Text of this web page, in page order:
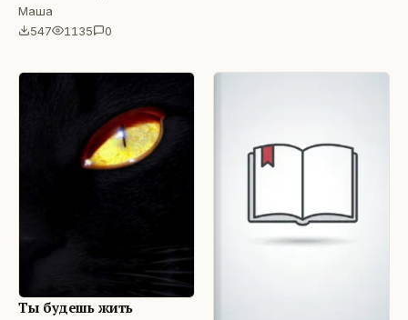
Маша
547
1135 0
Ты будешь жить